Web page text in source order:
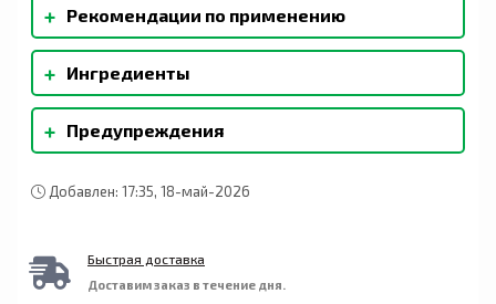
+ Рекомендации по применению
Взрослым принимать по 2 капсулы в день во
время еды.
+ Ингредиенты
Оболочка капсулы (рыбий желатин [сом,
глицерин, вода), смешанные токоферолы.
Содержит рыбу (треска, сардина, тилапия,
Чистота гарантирована.Этот продукт проходит
Управлении по санитарному надзору за
качеством пищевых продуктов и
медикаментов США (FDA). Его свежесть и
+ Предупреждения
Добавлен: 17:35, 18-май-2026
Быстрая доставка
Доставим заказ в течение дня.